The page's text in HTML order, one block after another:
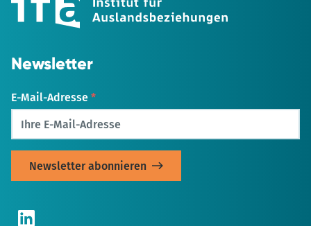
einem
neuen
geöffnet
Newsletter
E-Mail-Adresse *
LinkedIn